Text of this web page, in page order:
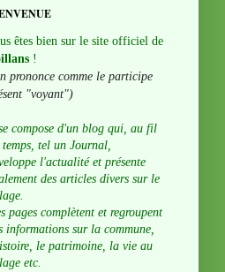
êtes bien sur le site officiel de
!
prononce comme le participe
"voyant")
compose d'un blog qui, au fil
temps, tel un Journal,
l'actualité et présente
des articles divers sur le
pages complètent et regroupent
informations sur la commune,
le patrimoine, la vie au
etc.